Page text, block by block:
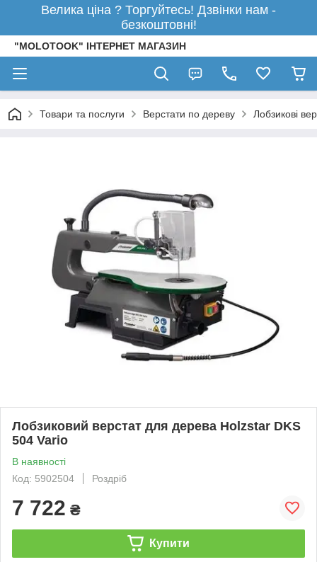
Велика ціна ? Торгуйтесь! Дзвінки нам -
безкоштовні!
"MOLOTOOK" ІНТЕРНЕТ МАГАЗИН
Товари та послуги Верстати по дереву Лобзикові
Лобзиковий верстат для дерева Holzstar DKS
504 Vario
В наявності
Код: 5902504
Роздріб
7 722 ₴
Купити